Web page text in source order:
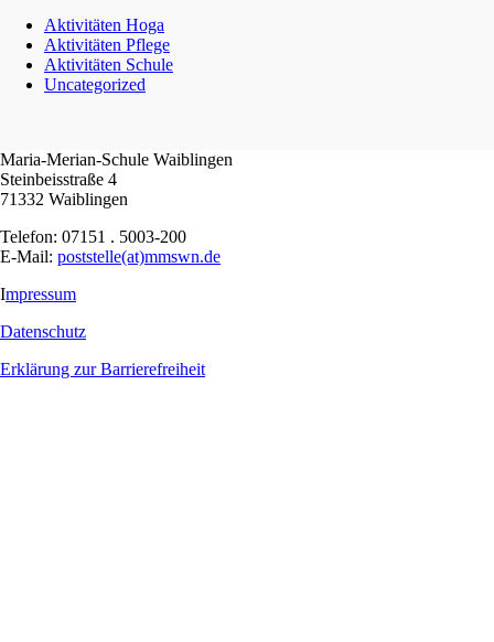
Aktivitäten Hoga
Aktivitäten Pflege
Aktivitäten Schule
Uncategorized
Maria-Merian-Schule Waiblingen
Steinbeisstraße 4
71332 Waiblingen
Telefon: 07151 . 5003-200
E-Mail: poststelle(at)mmswn.de
Impressum
Datenschutz
Erklärung zur Barrierefreiheit